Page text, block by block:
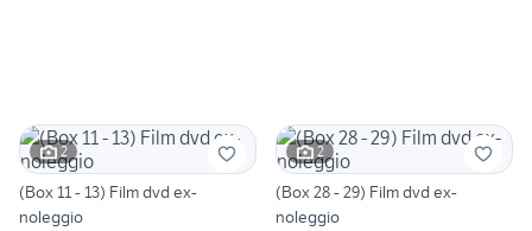
2
(Box 11 - 13) Film dvd ex-
noleggio
2
(Box 28 - 29) Film dvd ex-
noleggio